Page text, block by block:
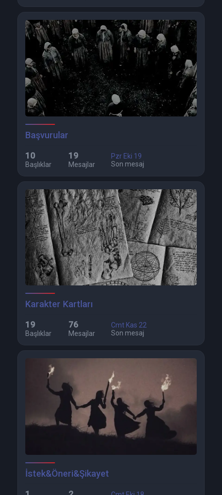
Başvurular
10
Başlıklar
19
Mesajlar
Pzr Eki 19
Son mesaj
Karakter Kartları
19
Başlıklar
76
Mesajlar
Cmt Kas 22
Son mesaj
İstek&Öneri&Şikayet